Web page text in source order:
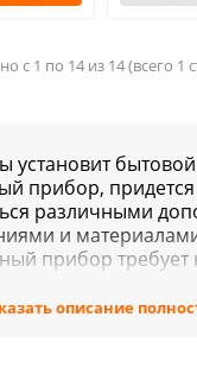
с 1 по 14 из 14 (всего 1
установит бытовой
прибор, придется
различными
и
прибор
описание